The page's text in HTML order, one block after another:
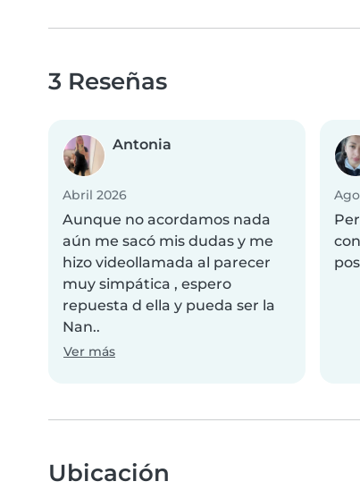
3 Reseñas
Antonia
Abril 2026
Aunque no acordamos nada
aún me sacó mis dudas y me
hizo videollamada al parecer
muy simpática , espero
repuesta d ella y pueda ser la
Nan..
Ver más
Ubicación